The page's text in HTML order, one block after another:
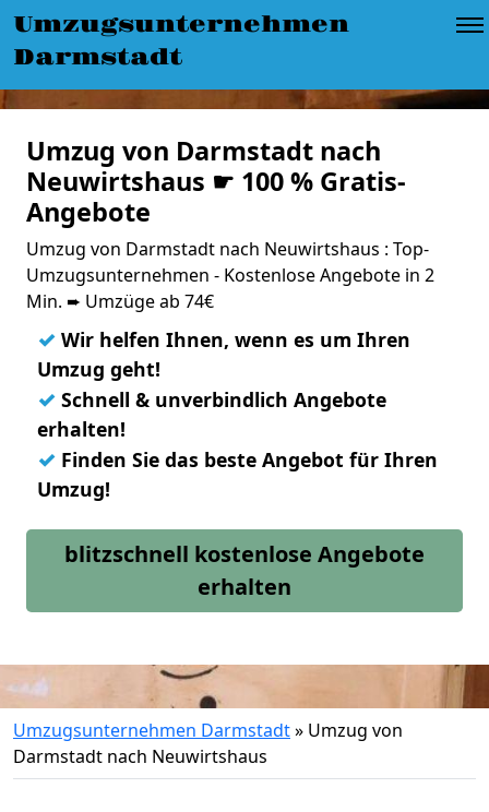
Umzugsunternehmen
Darmstadt
Umzug von Darmstadt nach
Neuwirtshaus ☛ 100 % Gratis-
Angebote
Umzug von Darmstadt nach Neuwirtshaus : Top-
Umzugsunternehmen - Kostenlose Angebote in 2
Min. ➨ Umzüge ab 74€
✓ Wir helfen Ihnen, wenn es um Ihren
Umzug geht!
✓ Schnell & unverbindlich Angebote
erhalten!
✓ Finden Sie das beste Angebot für Ihren
Umzug!
blitzschnell kostenlose Angebote
erhalten
Umzugsunternehmen Darmstadt» Umzug von
Darmstadt nach Neuwirtshaus